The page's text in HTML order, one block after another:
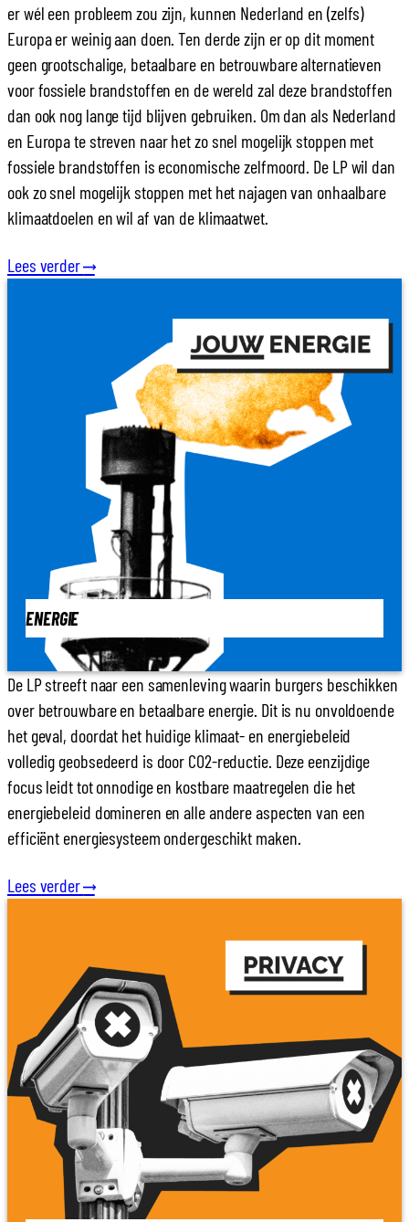
er wél een probleem zou zijn, kunnen Nederland en (zelfs)
Europa er weinig aan doen. Ten derde zijn er op dit moment
geen grootschalige, betaalbare en betrouwbare alternatieven
voor fossiele brandstoffen en de wereld zal deze brandstoffen
dan ook nog lange tijd blijven gebruiken. Om dan als Nederland
en Europa te streven naar het zo snel mogelijk stoppen met
fossiele brandstoffen is economische zelfmoord. De LP wil dan
ook zo snel mogelijk stoppen met het najagen van onhaalbare
klimaatdoelen en wil af van de klimaatwet.
Lees verder⟶
ENERGIE
De LP streeft naar een samenleving waarin burgers beschikken
over betrouwbare en betaalbare energie. Dit is nu onvoldoende
het geval, doordat het huidige klimaat- en energiebeleid
volledig geobsedeerd is door CO2-reductie. Deze eenzijdige
focus leidt tot onnodige en kostbare maatregelen die het
energiebeleid domineren en alle andere aspecten van een
efficiënt energiesysteem ondergeschikt maken.
Lees verder⟶